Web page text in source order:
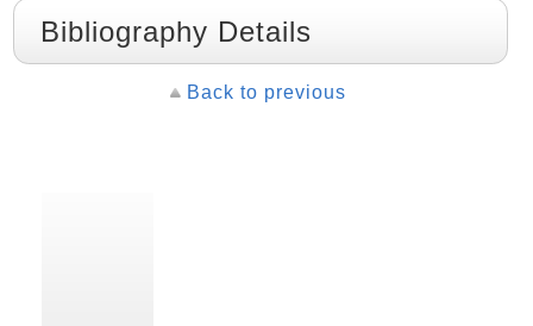
Bibliography Details
Back to previous